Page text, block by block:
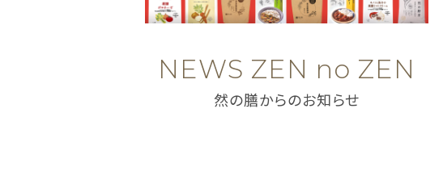
NEWS ZEN no ZEN
然の膳からのお知らせ